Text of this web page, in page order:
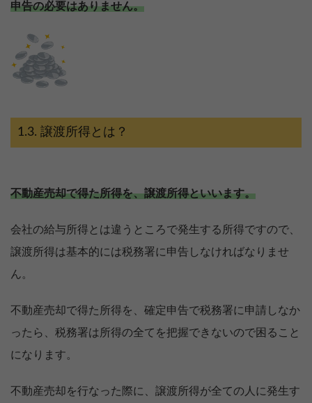
申告の必要はありません。
譲渡所得とは？
不動産売却で得た所得を、譲渡所得といいます。
会社の給与所得とは違うところで発生する所得ですので、
譲渡所得は基本的には税務署に申告しなければなりませ
ん。
不動産売却で得た所得を、確定申告で税務署に申請しなか
ったら、税務署は所得の全てを把握できないので困ること
になります。
不動産売却を行なった際に、譲渡所得が全ての人に発生す